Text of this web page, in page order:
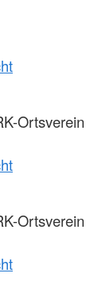
Ortsverein
Ortsverein